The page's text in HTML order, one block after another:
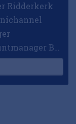
Ridderkerk
Checkpoint Systems Key Accountmanager Benelux